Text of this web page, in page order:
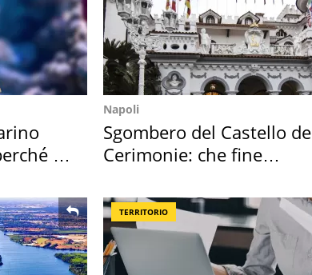
è
Napoli
Sgombero del Castello
Cerimonie: che fine
TERRITORIO